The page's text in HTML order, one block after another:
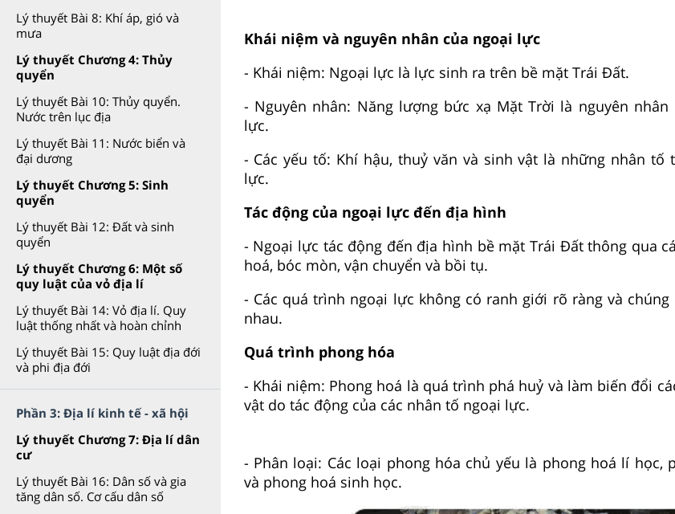
Lý thuyết Bài 8: Khí áp, gió và
mưa
Lý thuyết Chương 4: Thủy
quyển
Lý thuyết Bài 10: Thủy quyển.
Nước trên lục địa
Lý thuyết Bài 11: Nước biển và
đại dương
Lý thuyết Chương 5: Sinh
quyển
Lý thuyết Bài 12: Đất và sinh
quyển
Lý thuyết Chương 6: Một số
quy luật của vỏ địa lí
Lý thuyết Bài 14: Vỏ địa lí. Quy
luật thống nhất và hoàn chỉnh
Lý thuyết Bài 15: Quy luật địa đới
và phi địa đới
Phần 3: Địa lí kinh tế - xã hội
Lý thuyết Chương 7: Địa lí dân
cư
Lý thuyết Bài 16: Dân số và gia
tăng dân số. Cơ cấu dân số
Khái niệm và nguyên nhân của ngoại lực
- Khái niệm: Ngoại lực là lực sinh ra trên bề mặt Trái Đất.
- Nguyên nhân: Năng lượng bức xạ Mặt Trời là nguyên nhân
lực.
- Các yếu tố: Khí hậu, thuỷ văn và sinh vật là những nhân tố
lực.
Tác động của ngoại lực đến địa hình
- Ngoại lực tác động đến địa hình bề mặt Trái Đất thông qua
hoá, bóc mòn, vận chuyển và bồi tụ.
- Các quá trình ngoại lực không có ranh giới rõ ràng và
nhau.
Quá trình phong hóa
- Khái niệm: Phong hoá là quá trình phá huỷ và làm biến đổi
vật do tác động của các nhân tố ngoại lực.
- Phân loại: Các loại phong hóa chủ yếu là phong hoá lí học,
và phong hoá sinh học.